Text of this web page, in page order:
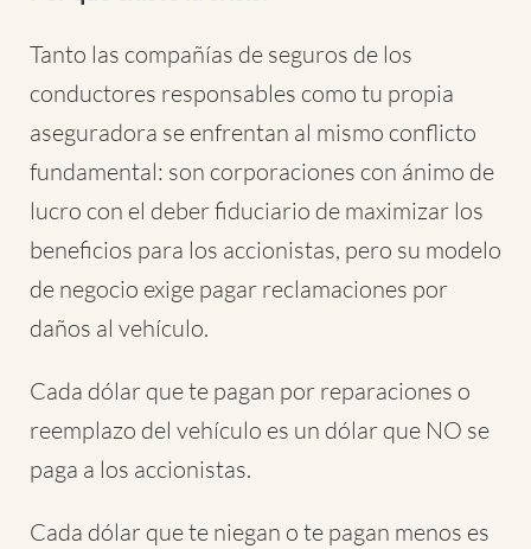
Tanto las compañías de seguros de los
conductores responsables como tu propia
aseguradora se enfrentan al mismo conflicto
fundamental: son corporaciones con ánimo de
lucro con el deber fiduciario de maximizar los
beneficios para los accionistas, pero su modelo
de negocio exige pagar reclamaciones por
daños al vehículo.
Cada dólar que te pagan por reparaciones o
reemplazo del vehículo es un dólar que NO se
paga a los accionistas.
Cada dólar que te niegan o te pagan menos es